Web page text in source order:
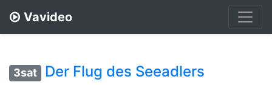
Vavideo
3sat Der Flug des Seeadlers